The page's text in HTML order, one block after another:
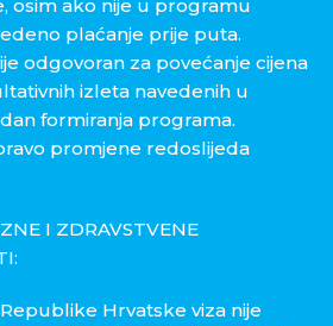
osim ako nije u programu
plaćanje prije puta.
odgovoran za povećanje cijena
izleta navedenih u
formiranja programa.
promjene redoslijeda
I ZDRAVSTVENE
Hrvatske viza nije